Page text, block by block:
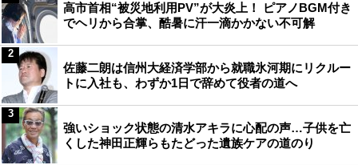
高市首相“被災地利用PV”が大炎上！ ピアノBGM付き
でヘリから合掌、酷暑に汗一滴かかない不可解
佐藤二朗は信州大経済学部から就職氷河期にリクルー
トに入社も、わずか1日で辞めて役者の道へ
2
強いショック状態の清水アキラに心配の声…子供を亡
くした神田正輝らもたどった遺族ケアの道のり
3